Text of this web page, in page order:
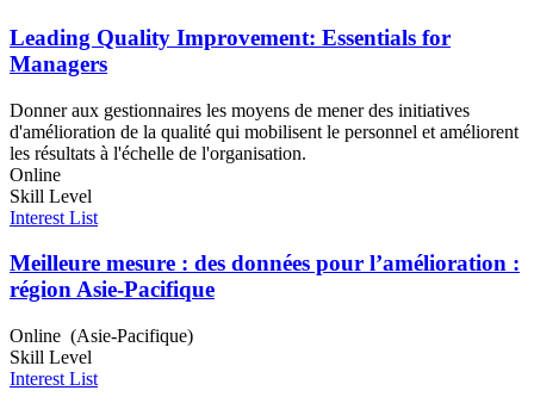
Leading Quality Improvement: Essentials for
Managers
Donner aux gestionnaires les moyens de mener des initiatives
d'amélioration de la qualité qui mobilisent le personnel et améliorent
les résultats à l'échelle de l'organisation.
Online
Skill Level
Interest List
Meilleure mesure : des données pour l’amélioration :
région Asie-Pacifique
Online (Asie-Pacifique)
Skill Level
Interest List